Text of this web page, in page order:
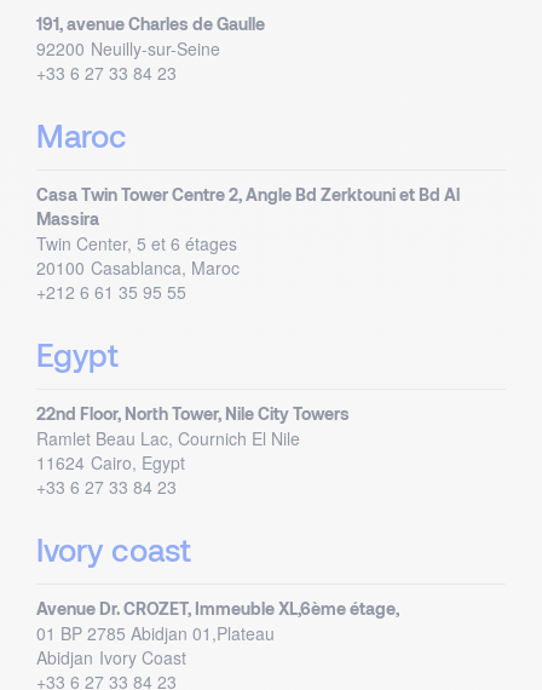
191, avenue Charles de Gaulle
92200 Neuilly-sur-Seine
+33 6 27 33 84 23
Maroc
Casa Twin Tower Centre 2, Angle Bd Zerktouni et Bd Al
Massira
Twin Center, 5 et 6 étages
20100 Casablanca, Maroc
+212 6 61 35 95 55
Egypt
22nd Floor, North Tower, Nile City Towers
Ramlet Beau Lac, Cournich El Nile
11624 Cairo, Egypt
+33 6 27 33 84 23
Ivory coast
Avenue Dr. CROZET, Immeuble XL,6ème étage,
01 BP 2785 Abidjan 01,Plateau
Abidjan Ivory Coast
+33 6 27 33 84 23